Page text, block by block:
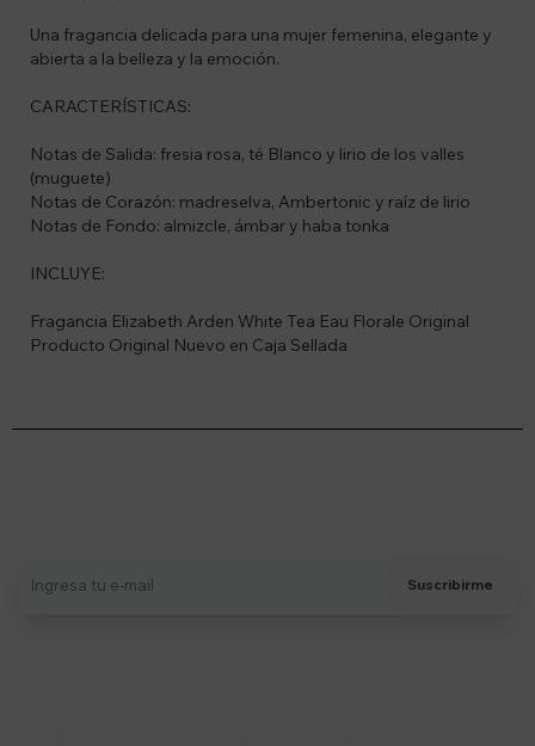
Una fragancia delicada para una mujer femenina, elegante y
abierta a la belleza y la emoción.
CARACTERÍSTICAS:
Notas de Salida: fresia rosa, té Blanco y lirio de los valles
(muguete)
Notas de Corazón: madreselva, Ambertonic y raíz de lirio
Notas de Fondo: almizcle, ámbar y haba tonka
INCLUYE:
Fragancia Elizabeth Arden White Tea Eau Florale Original
Producto Original Nuevo en Caja Sellada
Suscribirme